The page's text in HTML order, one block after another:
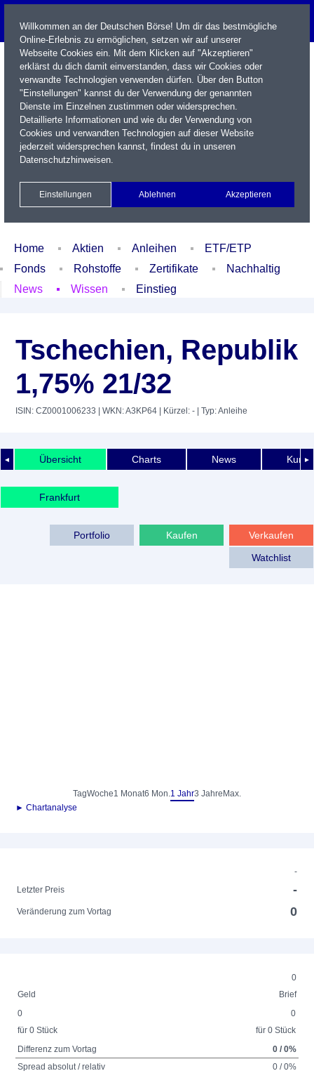
Name / WKN / ISIN / Kürzel
Xetra Realtime
Watchlist Portfolio Login
Home Aktien Anleihen
ETF/ETP
Fonds
Rohstoffe Zertifikate
Nachhaltig
News
Wissen Einstieg
Tschechien, Republik
1,75% 21/32
ISIN: CZ0001006233 | WKN: A3KP64 | Kürzel: - | Typ: Anleihe
◄ ►
Übersicht Charts News
Frankfurt
Verkaufen
Kaufen
Portfolio
Watchlist
TagWoche1 Monat6 Mon.1 Jahr3 Jahre Max.
► Chartanalyse
-
Letzter Preis
-
Veränderung zum Vortag 0
0
Geld
Brief
0
für 0 Stück
0
für 0 Stück
Differenz zum Vortag
0 / 0%
Spread absolut / relativ
0 / 0%
Willkommen an der Deutschen Börse! Um dir das bestmögliche
Online-Erlebnis zu ermöglichen, setzen wir auf unserer
Webseite Cookies ein. Mit dem Klicken auf "Akzeptieren"
erklärst du dich damit einverstanden, dass wir Cookies oder
verwandte Technologien verwenden dürfen. Über den Button
"Einstellungen" kannst du der Verwendung der genannten
Dienste im Einzelnen zustimmen oder widersprechen.
Detaillierte Informationen und wie du der Verwendung von
Cookies und verwandten Technologien auf dieser Website
jederzeit widersprechen kannst, findest du in unseren
Datenschutzhinweisen.
Einstellungen Ablehnen Akzeptieren